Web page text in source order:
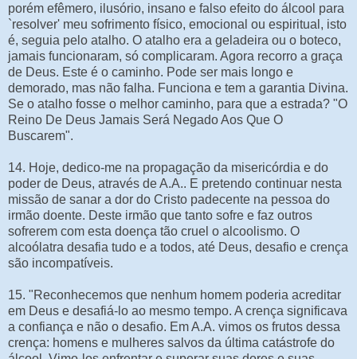
porém efêmero, ilusório, insano e falso efeito do álcool para
`resolver' meu sofrimento físico, emocional ou espiritual, isto
é, seguia pelo atalho. O atalho era a geladeira ou o boteco,
jamais funcionaram, só complicaram. Agora recorro a graça
de Deus. Este é o caminho. Pode ser mais longo e
demorado, mas não falha. Funciona e tem a garantia Divina.
Se o atalho fosse o melhor caminho, para que a estrada? "O
Reino De Deus Jamais Será Negado Aos Que O
Buscarem".
14. Hoje, dedico-me na propagação da misericórdia e do
poder de Deus, através de A.A.. E pretendo continuar nesta
missão de sanar a dor do Cristo padecente na pessoa do
irmão doente. Deste irmão que tanto sofre e faz outros
sofrerem com esta doença tão cruel o alcoolismo. O
alcoólatra desafia tudo e a todos, até Deus, desafio e crença
são incompatíveis.
15. "Reconhecemos que nenhum homem poderia acreditar
em Deus e desafiá-lo ao mesmo tempo. A crença significava
a confiança e não o desafio. Em A.A. vimos os frutos dessa
crença: homens e mulheres salvos da última catástrofe do